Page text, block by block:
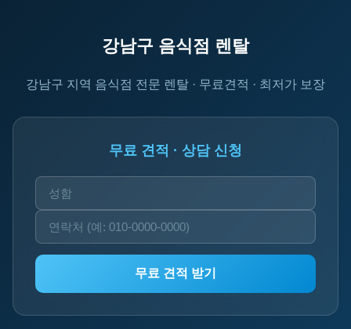
강남구 음식점 렌탈
강남구 지역 음식점 전문 렌탈 · 무료견적 · 최저가 보장
무료 견적 · 상담 신청
무료 견적 받기